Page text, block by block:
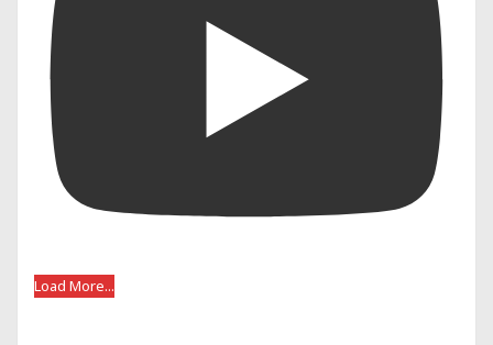
Load More...